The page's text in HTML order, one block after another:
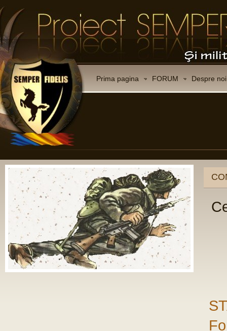
Prima pagina FORUM Despre noi